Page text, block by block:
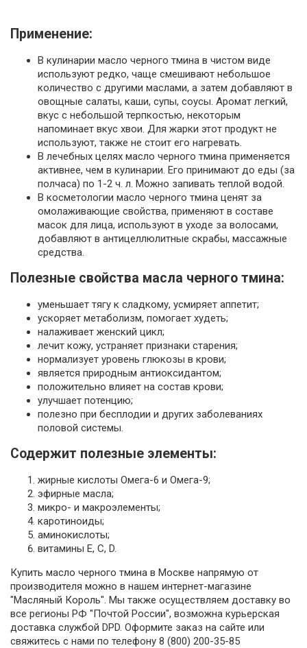
Применение:
В кулинарии масло черного тмина в чистом виде
используют редко, чаще смешивают небольшое
количество с другими маслами, а затем добавляют в
овощные салаты, каши, супы, соусы. Аромат легкий,
вкус с небольшой терпкостью, некоторым
напоминает вкус хвои. Для жарки этот продукт не
используют, также не стоит его нагревать.
В лечебных целях масло черного тмина применяется
активнее, чем в кулинарии. Его принимают до еды (за
полчаса) по 1-2 ч. л. Можно запивать теплой водой.
В косметологии масло черного тмина ценят за
омолаживающие свойства, применяют в составе
масок для лица, используют в уходе за волосами,
добавляют в антицеллюлитные скрабы, массажные
средства.
Полезные свойства масла черного тмина:
уменьшает тягу к сладкому, усмиряет аппетит;
ускоряет метаболизм, помогает худеть;
налаживает женский цикл;
лечит кожу, устраняет признаки старения;
нормализует уровень глюкозы в крови;
является природным антиоксидантом;
положительно влияет на состав крови;
улучшает потенцию;
полезно при бесплодии и других заболеваниях
половой системы.
Содержит полезные элементы:
жирные кислоты Омега-6 и Омега-9;
эфирные масла;
микро- и макроэлементы;
каротиноиды;
аминокислоты;
витамины E, C, D.
Купить масло черного тмина в Москве напрямую от
производителя можно в нашем интернет-магазине
"Масляный Король". Мы также осуществляем доставку во
все регионы РФ "Почтой России", возможна курьерская
доставка службой DPD. Оформите заказ на сайте или
свяжитесь с нами по телефону 8 (800) 200-35-85